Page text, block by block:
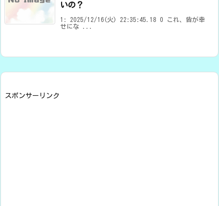
いの？
1: 2025/12/16(火) 22:35:45.18 0 これ、皆が幸
せにな ...
スポンサーリンク